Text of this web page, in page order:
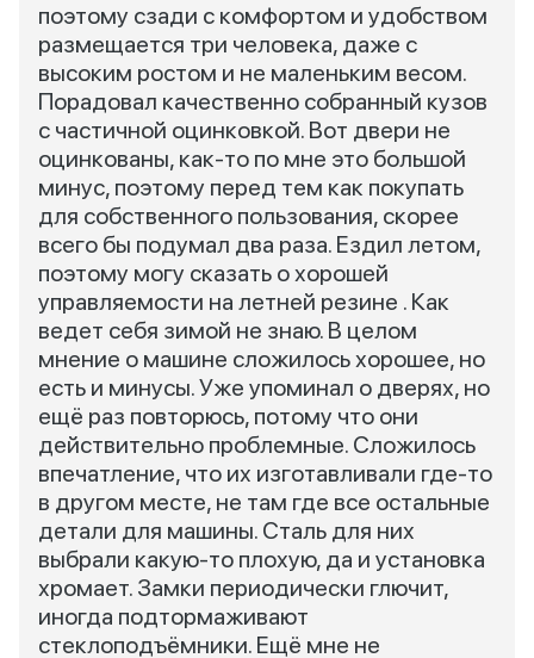
поэтому сзади с комфортом и удобством
размещается три человека, даже с
высоким ростом и не маленьким весом.
Порадовал качественно собранный кузов
с частичной оцинковкой. Вот двери не
оцинкованы, как-то по мне это большой
минус, поэтому перед тем как покупать
для собственного пользования, скорее
всего бы подумал два раза. Ездил летом,
поэтому могу сказать о хорошей
управляемости на летней резине . Как
ведет себя зимой не знаю. В целом
мнение о машине сложилось хорошее, но
есть и минусы. Уже упоминал о дверях, но
ещё раз повторюсь, потому что они
действительно проблемные. Сложилось
впечатление, что их изготавливали где-то
в другом месте, не там где все остальные
детали для машины. Сталь для них
выбрали какую-то плохую, да и установка
хромает. Замки периодически глючит,
иногда подтормаживают
стеклоподъёмники. Ещё мне не